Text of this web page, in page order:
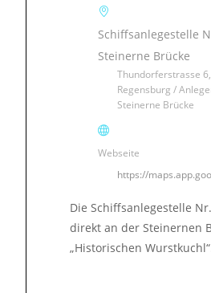
Schiffsanlegestelle
Steinerne Brücke
Thundorferstrasse
Regensburg /
Steinerne Brücke
Webseite
https://
Die Schiffsanlegestelle
direkt an der Steinernen
„Historischen